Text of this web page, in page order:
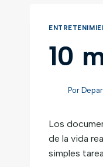
10
Por
Los
de la vida
simples